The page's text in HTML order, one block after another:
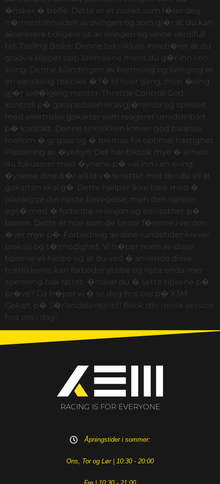
�nsker � treffe. Dette er et punkt som f�rer deg
n�rmest innsiden av svingen og som gj�r at du kan
akselerere tidligere ut av svingen og vinne verdifull
tid. Trailing Brake: Denne teknikken inneb�rer at du
gradvis slipper opp bremsene mens du g�r inn i en
sving. Denne blandingen av bremsing og svinging er
en vanskelig teknikk � f� til hver gang, men �ving
gj�r self�lgelig mester. Throttle Control: God
kontroll p� gasspedalen er avgj�rende og spesielt
med elektriske gokarter som reagerer umiddelbart
p� kontakt. Denne teknikken krever god balanse
mellom � gi gass og � bremse for optimal hastighet.
Plassering av �ye/syn: Det har faktisk mye � si hvor
du fokuserer med �ynene p� vei inn i en sving.
�ynene dine b�r alltid v�re rettet mot der du vil at
gokarten skal g�. Dette hjelper ikke bare med �
planlegge din neste bevegelse, men den hjelper
ogs� med � forbedre reaksjon og bevissthet p�
banen. Dette er noe som de beste f�rerne i verden
�ver mye p�. Forbedring av dine rundetider krever
praksis og t�lmodighet. Vi h�per noen av disse
tipsene vil hjelpe og at du ved � anvende disse
teknikkene, kan forbedre ytelse og nyte enda mer
spenning bak rattet. �nsker du � sette tipsene p�
pr�ve? Da h�per vi � se deg hos oss p� X3M
Gokart p� S�rlandssenteret! Book din neste session
hos oss i dag!
RACING IS FOR EVERYONE
Åpningstider i sommer:
Ons, Tor og Lør | 10:30 - 20:00